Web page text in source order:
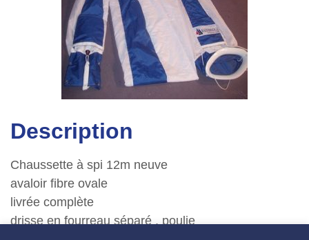
Description
Chaussette à spi 12m neuve
avaloir fibre ovale
livrée complète
drisse en fourreau séparé , poulie